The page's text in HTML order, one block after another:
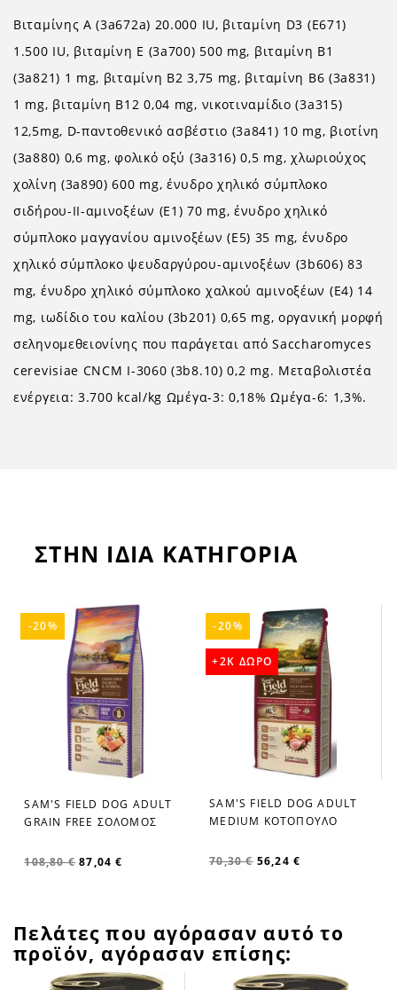
Βιταμίνης A (3a672a) 20.000 IU, βιταμίνη D3 (E671)
1.500 IU, βιταμίνη E (3a700) 500 mg, βιταμίνη B1
(3a821) 1 mg, βιταμίνη B2 3,75 mg, βιταμίνη B6 (3a831)
1 mg, βιταμίνη B12 0,04 mg, νικοτιναμίδιο (3a315)
12,5mg, D-παντοθενικό ασβέστιο (3a841) 10 mg, βιοτίνη
(3a880) 0,6 mg, φολικό οξύ (3a316) 0,5 mg, χλωριούχος
χολίνη (3a890) 600 mg, ένυδρο χηλικό σύμπλοκο
σιδήρου-ΙΙ-αμινοξέων (E1) 70 mg, ένυδρο χηλικό
σύμπλοκο μαγγανίου αμινοξέων (E5) 35 mg, ένυδρο
χηλικό σύμπλοκο ψευδαργύρου-αμινοξέων (3b606) 83
mg, ένυδρο χηλικό σύμπλοκο χαλκού αμινοξέων (E4) 14
mg, ιωδίδιο του καλίου (3b201) 0,65 mg, oργανική μορφή
σεληνομεθειονίνης που παράγεται από Saccharomyces
cerevisiae CNCM I-3060 (3b8.10) 0,2 mg. Mεταβολιστέα
ενέργεια: 3.700 kcal/kg Ωμέγα-3: 0,18% Ωμέγα-6: 1,3%.
ΣΤΗΝ ΙΔΙΑ ΚΑΤΗΓΟΡΙΑ
SAM'S FIELD DOG ADULT
GRAIN FREE ΣΟΛΟΜΟΣ
108,80 € 87,04 €
-20%
SAM'S FIELD DOG ADULT
MEDIUM KOTΟΠΟΥΛΟ
70,30 € 56,24 €
-20%
+2K ΔΩΡΟ
Πελάτες που αγόρασαν αυτό το
προϊόν, αγόρασαν επίσης: